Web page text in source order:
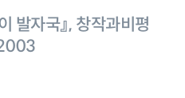
발자국』, 창작과비평